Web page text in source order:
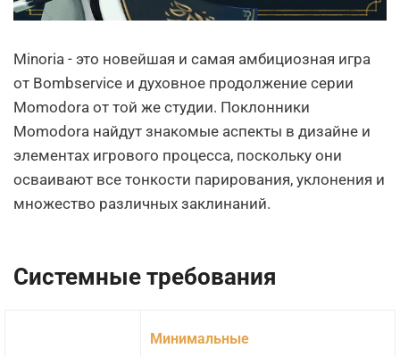
Minoria - это новейшая и самая амбициозная игра
от Bombservice и духовное продолжение серии
Momodora от той же студии. Поклонники
Momodora найдут знакомые аспекты в дизайне и
элементах игрового процесса, поскольку они
осваивают все тонкости парирования, уклонения и
множество различных заклинаний.
Системные требования
Минимальные